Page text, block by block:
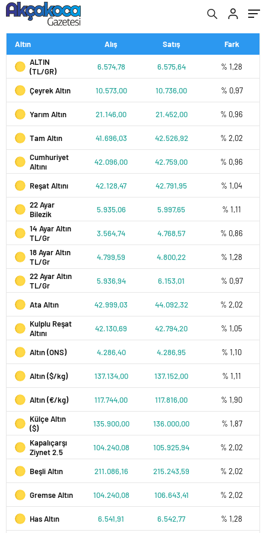
Altın Alış Satış
Fark
ALTIN
(TL/GR)
6.574,78 6.575,64 % 1,28
Çeyrek Altın 10.573,00 10.736,00 % 0,97
Yarım Altın 21.146,00 21.452,00 % 0,96
Tam Altın 41.696,03 42.526,92
% 2,02
Cumhuriyet
Altını
42.096,00 42.759,00 % 0,96
Reşat Altını 42.128,47 42.791,95
% 1,04
22 Ayar
Bilezik
5.935,06 5.997,65
% 1,11
14 Ayar Altın
TL/Gr
3.564,74 4.768,57
% 0,86
18 Ayar Altın
TL/Gr
4.799,59 4.800,22
% 1,28
22 Ayar Altın
TL/Gr
5.936,94 6.153,01 % 0,97
Ata Altın 42.999,03 44.092,32
% 2,02
Kulplu Reşat
Altını
42.130,69 42.794,20 % 1,05
Altın (ONS) 4.286,40 4.286,95 % 1,10
Altın ($/kg) 137.134,00 137.152,00 % 1,11
Altın (€/kg) 117.744,00 117.816,00
% 1,90
Külçe Altın
($)
135.900,00 136.000,00
% 1,87
Kapalıçarşı
Ziynet 2.5
104.240,08 105.925,94 % 2,02
Beşli Altın 211.086,16 215.243,59 % 2,02
Gremse Altın 104.240,08 106.643,41 % 2,02
Has Altın 6.541,91 6.542,77 % 1,28